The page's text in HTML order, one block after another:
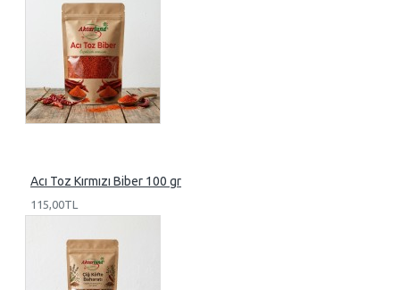
Acı Toz Kırmızı Biber 100 gr
115,00TL